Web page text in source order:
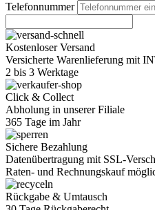
Telefonnummer
Kostenloser Versand
Versicherte Warenlieferung mit
2 bis 3 Werktage
Click & Collect
Abholung in unserer Filiale
365 Tage im Jahr
Sichere Bezahlung
Datenübertragung mit SSL-
Raten- und Rechnungskauf
Rückgabe & Umtausch